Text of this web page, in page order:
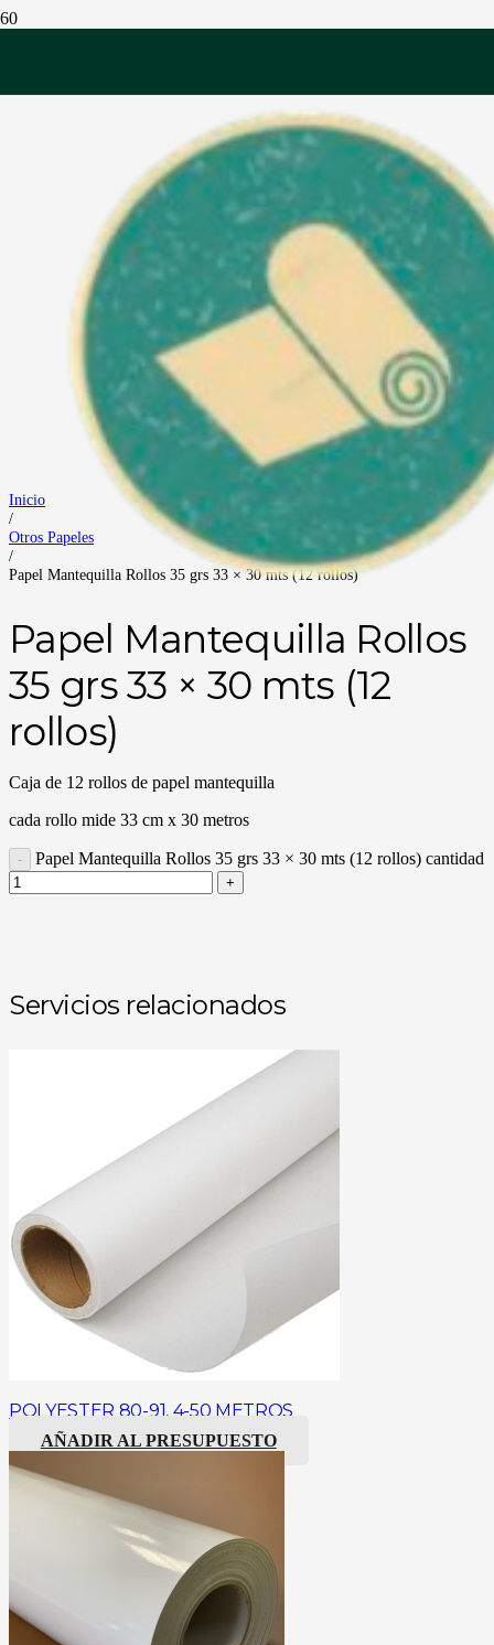
Inicio
/
Otros Papeles
/
Papel Mantequilla Rollos 35 grs 33 × 30 mts (12 rollos)
Papel Mantequilla Rollos
35 grs 33 × 30 mts (12
rollos)
Caja de 12 rollos de papel mantequilla
cada rollo mide 33 cm x 30 metros
Papel Mantequilla Rollos 35 grs 33 × 30 mts (12 rollos) cantidad
Servicios relacionados
POLYESTER 80-91, 4-50 METROS
AÑADIR AL PRESUPUESTO